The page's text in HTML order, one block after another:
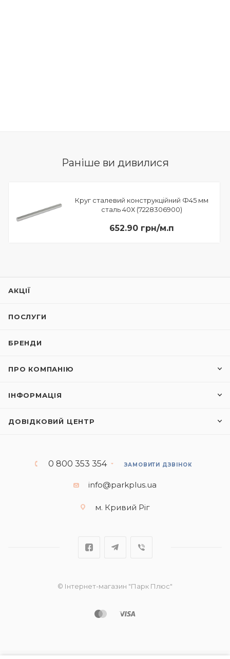
Раніше ви дивилися
Круг сталевий конструкційний Ф45 мм
сталь 40Х (7228306900)
652.90 грн/м.п
АКЦІЇ
ПОСЛУГИ
БРЕНДИ
ПРО КОМПАНІЮ
ІНФОРМАЦІЯ
ДОВІДКОВИЙ ЦЕНТР
0 800 353 354 ЗАМОВИТИ ДЗВІНОК
info@parkplus.ua
м. Кривий Ріг
© Інтернет-магазин "Парк Плюс"